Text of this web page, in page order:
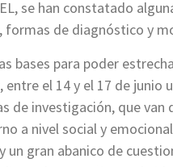
se han constatado
formas de diagnóstico y
bases para poder
el 14 y el 17 de
de investigación, que van
a nivel social y
un gran abanico de